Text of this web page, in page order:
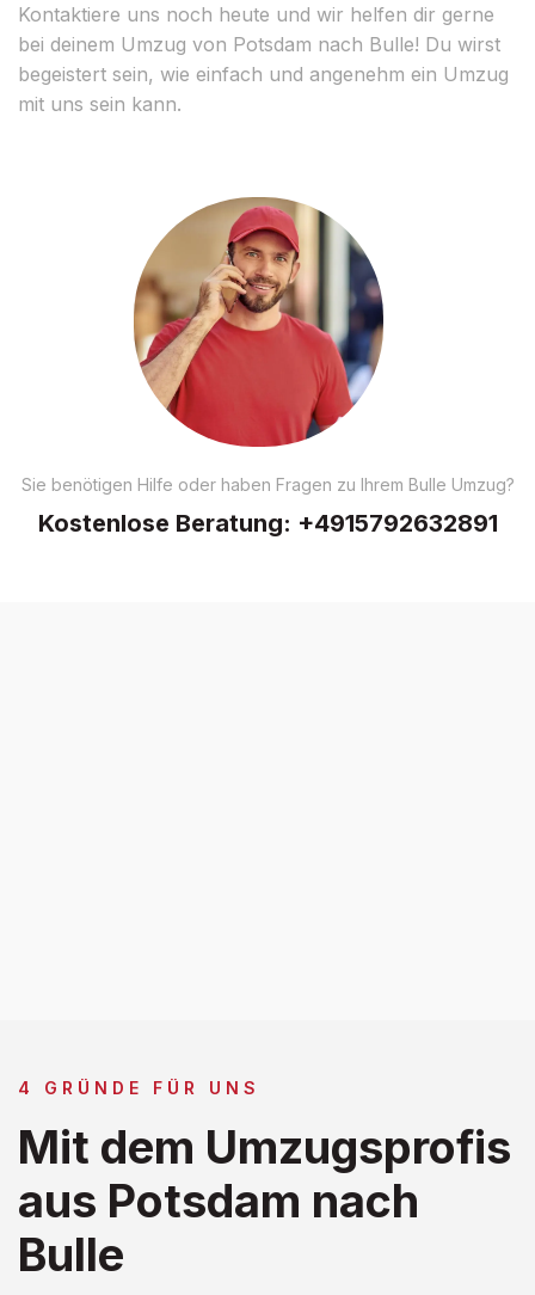
Kontaktiere uns noch heute und wir helfen dir gerne
bei deinem Umzug von Potsdam nach Bulle! Du wirst
begeistert sein, wie einfach und angenehm ein Umzug
mit uns sein kann.
Sie benötigen Hilfe oder haben Fragen zu Ihrem Bulle Umzug?
Kostenlose Beratung: +4915792632891
4 GRÜNDE FÜR UNS
Mit dem Umzugsprofis
aus Potsdam nach
Bulle